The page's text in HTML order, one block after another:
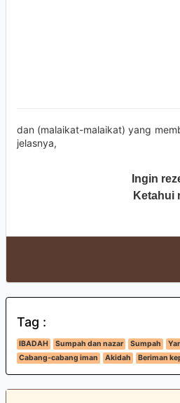
dan (malaikat-malaikat) yang
jelasnya,
Ingin
Ketahui
Tag :
IBADAH Sumpah dan nazar Sumpah
Cabang-cabang iman
Akidah Beriman